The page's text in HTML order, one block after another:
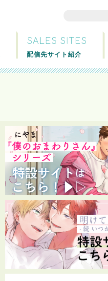
SALES SITES
配信先サイト紹介